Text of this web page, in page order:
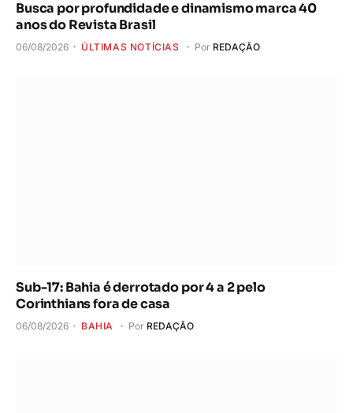
Busca por profundidade e dinamismo marca 40
anos do Revista Brasil
06/08/2026 ÚLTIMAS NOTÍCIAS Por REDAÇÃO
Sub-17: Bahia é derrotado por 4 a 2 pelo
Corinthians fora de casa
06/08/2026 BAHIA Por REDAÇÃO